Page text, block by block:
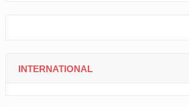
INTERNATIONAL